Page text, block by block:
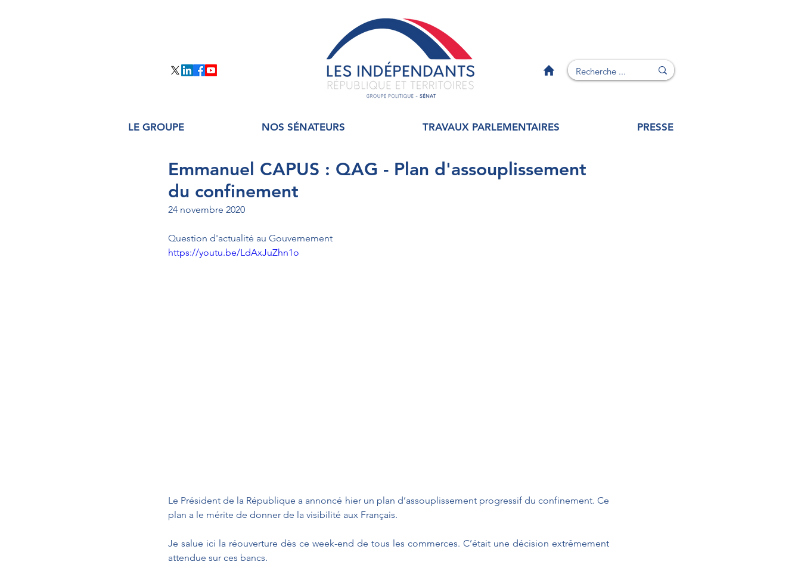
LE GROUPE NOS SÉNATEURS TRAVAUX PARLEMENTAIRES PRESSE
Emmanuel CAPUS : QAG - Plan d'assouplissement
du confinement
24 novembre 2020
Question d'actualité au Gouvernement
https://youtu.be/LdAxJuZhn1o
Le Président de la République a annoncé hier un plan d’assouplissement progressif du confinement. Ce
plan a le mérite de donner de la visibilité aux Français.
Je salue ici la réouverture dès ce week-end de tous les commerces. C’était une décision extrêmement
attendue sur ces bancs.